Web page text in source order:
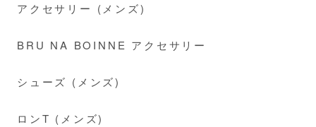
アクセサリー (メンズ)
BRU NA BOINNE アクセサリー
シューズ (メンズ)
ロンT (メンズ)